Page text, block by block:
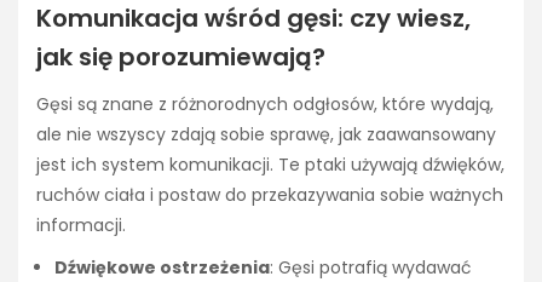
Komunikacja wśród gęsi: czy wiesz,
jak się porozumiewają?
Gęsi są znane z różnorodnych odgłosów, które wydają,
ale nie wszyscy zdają sobie sprawę, jak zaawansowany
jest ich system komunikacji. Te ptaki używają dźwięków,
ruchów ciała i postaw do przekazywania sobie ważnych
informacji.
Dźwiękowe ostrzeżenia: Gęsi potrafią wydawać